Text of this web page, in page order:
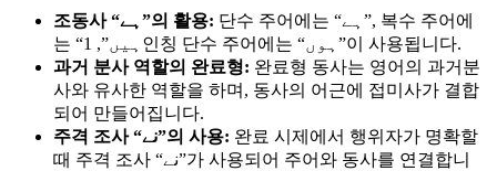
조동사 “ہے”의 활용: 단수 주어에는 “ہے”, 복수 주어에
는 “ہیں”, 1인칭 단수 주어에는 “ہوں”이 사용됩니다.
과거 분사 역할의 완료형: 완료형 동사는 영어의 과거분
사와 유사한 역할을 하며, 동사의 어근에 접미사가 결합
되어 만들어집니다.
주격 조사 “نے”의 사용: 완료 시제에서 행위자가 명확할
때 주격 조사 “نے”가 사용되어 주어와 동사를 연결합니